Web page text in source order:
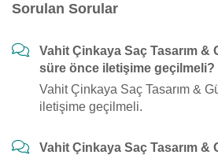
Sorulan Sorular
Vahit Çinkaya Saç Tasarım &
süre önce iletişime geçilmeli?
Vahit Çinkaya Saç Tasarım &
iletişime geçilmeli.
Vahit Çinkaya Saç Tasarım &